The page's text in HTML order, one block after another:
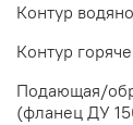
Контур
Контур
Подающая/
(фланец ДУ